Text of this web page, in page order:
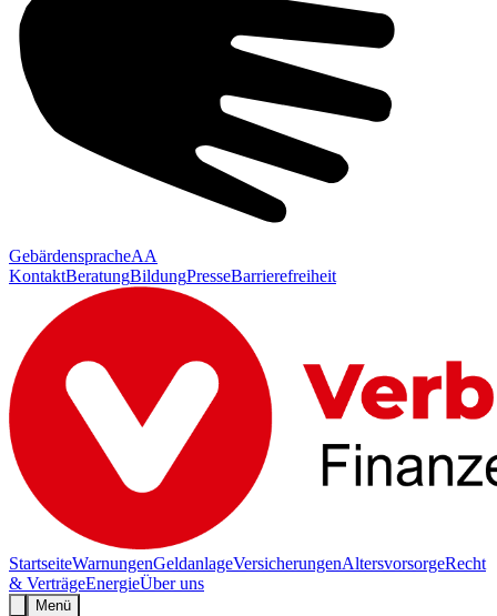
GebärdenspracheAA
KontaktBeratungBildungPresseBarrierefreiheit
StartseiteWarnungenGeldanlageVersicherungenAltersvorsorgeRecht
& VerträgeEnergieÜber uns
Menü